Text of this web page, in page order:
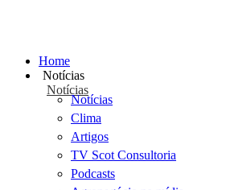
Home
Notícias
Notícias
Notícias
Clima
Artigos
TV Scot Consultoria
Podcasts